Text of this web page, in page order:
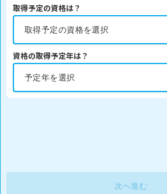
取得予定の資格は？
資格の取得予定年は？